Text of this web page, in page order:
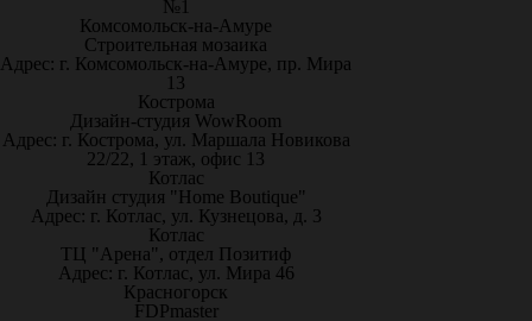
№1
Комсомольск-на-Амуре
Строительная мозаика
Адрес: г. Комсомольск-на-Амуре, пр. Мира
13
Кострома
Дизайн-студия WowRoom
Адрес: г. Кострома, ул. Маршала Новикова
22/22, 1 этаж, офис 13
Котлас
Дизайн студия "Home Boutique"
Адрес: г. Котлас, ул. Кузнецова, д. 3
Котлас
ТЦ "Арена", отдел Позитиф
Адрес: г. Котлас, ул. Мира 46
Красногорск
FDPmaster